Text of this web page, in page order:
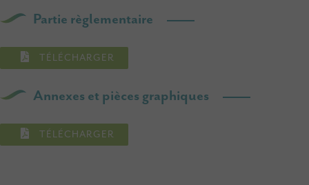
Partie règlementaire
TÉLÉCHARGER
Annexes et pièces graphiques
TÉLÉCHARGER